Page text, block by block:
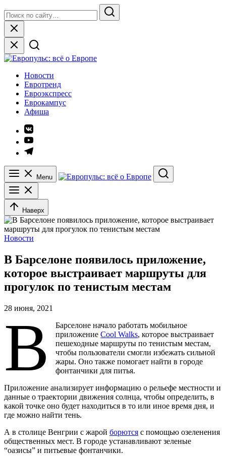
to
content
for:
Search
Close
Европульс: всё о Европе
Новости
Евротренд
Евроэкспресс
Еврокампус
Афиша
Элемент
меню
Элемент
меню
Элемент
Menu
Search
Наверх
Новости
В Барселоне появилось приложение,
которое выстраивает маршруты для
прогулок по тенистым местам
28 июня, 2021
В
Барселоне начало работать мобильное
приложениеCool Walks, которое выстраивает
пешеходные маршруты по тенистым местам,
чтобы пользователи смогли избежать сильной
жары. Оно также помогает найти в городе
фонтанчики для питья.
Приложение анализирует информацию о рельефе местности и
данные о траектории движения солнца, чтобы определить, в
какой точке оно будет находиться в то или иное время дня, и
где можно найти тень.
А в столице Венгрии с жарой борются с помощью озеленения
общественных мест. В городе устанавливают зеленые
“оазисы” и питьевые фонтанчики.